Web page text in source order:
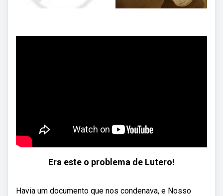
Era este o problema de Lutero!
Havia um documento que nos condenava, e Nosso